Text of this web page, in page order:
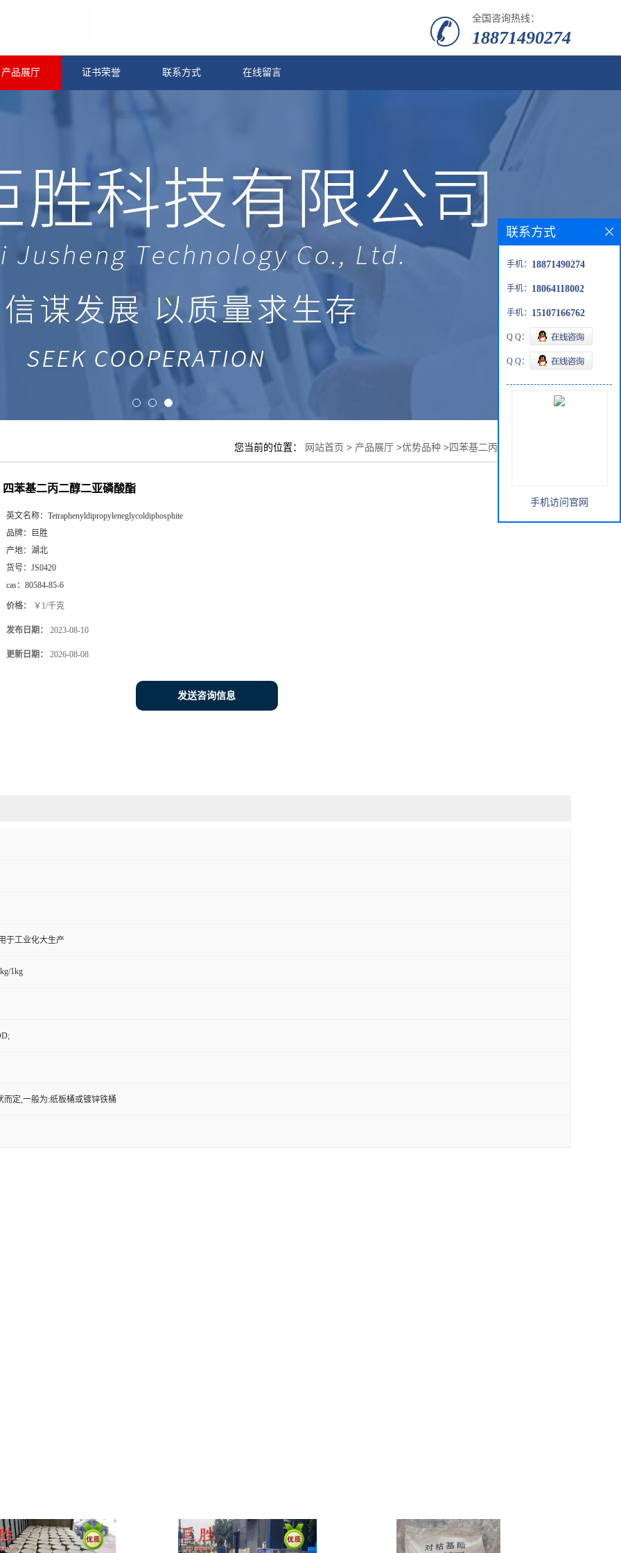
全国咨询热线：
18871490274
产品展厅 证书荣誉 联系方式 在线留言
您当前的位置： 网站首页 > 产品展厅 >优势品种 >四苯基二丙二醇二亚磷酸酯
四苯基二丙二醇二亚磷酸酯
英文名称： Tetraphenyldipropyleneglycoldiphosphite
品牌：
巨胜
产地： 湖北
货号： JS0420
cas： 80584-85-6
价格： ￥1/千克
发布日期： 2023-08-10
更新日期： 2026-08-08
发送咨询信息
于工业化大生产
1kg
而定,一般为:纸板桶或镀锌铁桶
联系方式
手机： 18871490274
手机： 18064118002
手机： 15107166762
Q Q：
Q Q：
手机访问官网